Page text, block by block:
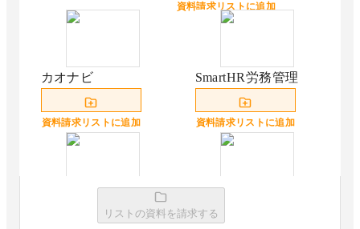
資料請求リストに追加
カオナビ
資料請求リストに追加
SmartHR労務管理
資料請求リストに追加
労務
リストの資料を請求する